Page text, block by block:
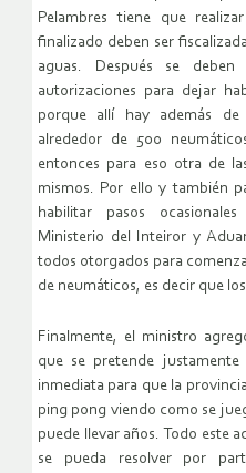
Pelambres tiene que
finalizado deben ser
aguas. Después se
autorizaciones para dejar
porque allí hay además
alrededor de 500
entonces para eso otra de
mismos. Por ello y también
habilitar pasos
Ministerio del Inteiror y
todos otorgados para
de neumáticos, es decir que
Finalmente, el ministro
que se pretende
inmediata para que la
ping pong viendo como se
puede llevar años. Todo este
se pueda resolver por